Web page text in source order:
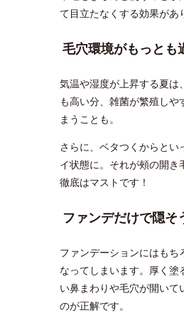
て目立たなくする効果があ
毛穴環境がもっとも
気温や湿度が上昇する夏は
も高い分、雑菌が繁殖し
まうことも。
さらに、ベタつくからと
イ状態に。それが頰の開
徹底はマストです！
ファンデだけで隠そ
ファンデーションにはも
なってしまいます。厚く塗
い鼻まわりや毛穴が開い
のが正解です。